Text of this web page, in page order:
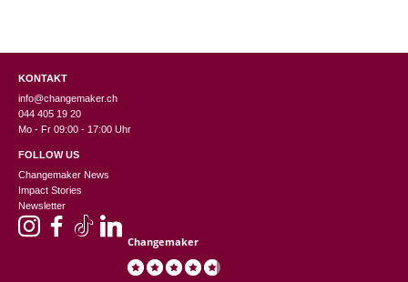
KONTAKT
info@changemaker.ch
044 405 19 20
Mo - Fr 09:00 - 17:00 Uhr
FOLLOW US
Changemaker News
Impact Stories
Newsletter
Changemaker